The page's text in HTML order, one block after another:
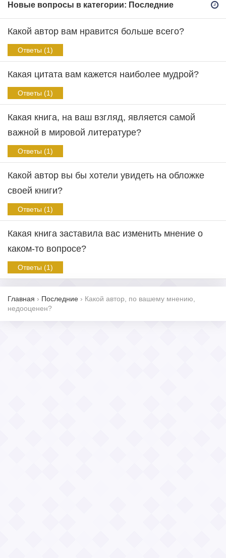
Новые вопросы в категории: Последние
Какой автор вам нравится больше всего?
Ответы (1)
Какая цитата вам кажется наиболее мудрой?
Ответы (1)
Какая книга, на ваш взгляд, является самой
важной в мировой литературе?
Ответы (1)
Какой автор вы бы хотели увидеть на обложке
своей книги?
Ответы (1)
Какая книга заставила вас изменить мнение о
каком-то вопросе?
Ответы (1)
Главная › Последние › Какой автор, по вашему мнению,
недооценен?